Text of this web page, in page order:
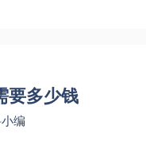
要多少钱
编